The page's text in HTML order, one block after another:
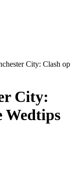
City: Clash op
City:
Wedtips